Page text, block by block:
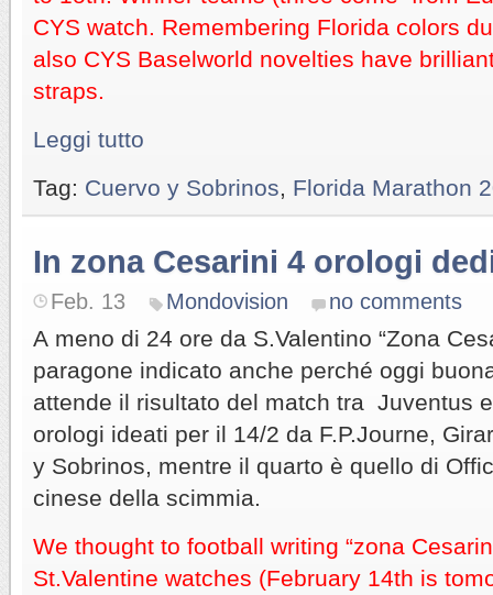
CYS watch. Remembering Florida colors
also CYS Baselworld novelties have
straps.
Leggi tutto
Tag: Cuervo y Sobrinos Florida Marathon
In zona Cesarini 4 orologi
Feb. 13 Mondovision no comments
A meno di 24 ore da S.Valentino “Zona
paragone indicato anche perché oggi
attende il risultato del match tra Juventus
orologi ideati per il 14/2 da F.P.Journe,
y Sobrinos, mentre il quarto è quello di
cinese della scimmia.
We thought to football writing “zona
St.Valentine watches (February 14th is